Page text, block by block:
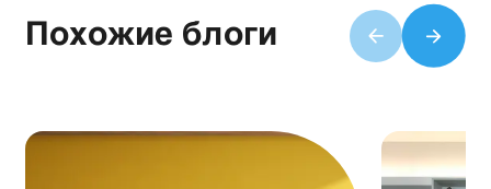
Похожие блоги